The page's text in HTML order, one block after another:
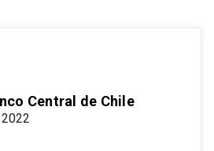
Central de Chile